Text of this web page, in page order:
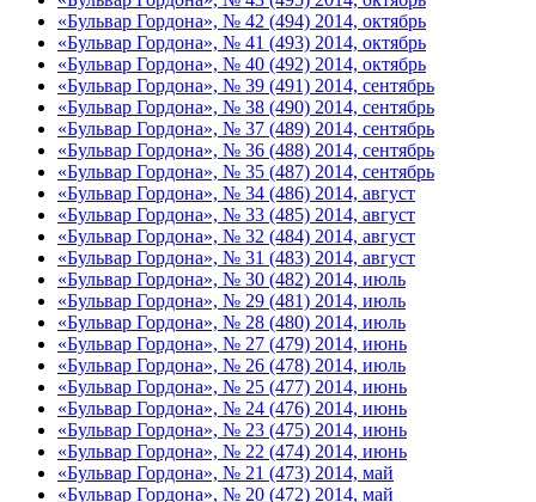
«Бульвар Гордона», № 42 (494) 2014, октябрь
«Бульвар Гордона», № 41 (493) 2014, октябрь
«Бульвар Гордона», № 40 (492) 2014, октябрь
«Бульвар Гордона», № 39 (491) 2014, сентябрь
«Бульвар Гордона», № 38 (490) 2014, сентябрь
«Бульвар Гордона», № 37 (489) 2014, сентябрь
«Бульвар Гордона», № 36 (488) 2014, сентябрь
«Бульвар Гордона», № 35 (487) 2014, сентябрь
«Бульвар Гордона», № 34 (486) 2014, август
«Бульвар Гордона», № 33 (485) 2014, август
«Бульвар Гордона», № 32 (484) 2014, август
«Бульвар Гордона», № 31 (483) 2014, август
«Бульвар Гордона», № 30 (482) 2014, июль
«Бульвар Гордона», № 29 (481) 2014, июль
«Бульвар Гордона», № 28 (480) 2014, июль
«Бульвар Гордона», № 27 (479) 2014, июнь
«Бульвар Гордона», № 26 (478) 2014, июль
«Бульвар Гордона», № 25 (477) 2014, июнь
«Бульвар Гордона», № 24 (476) 2014, июнь
«Бульвар Гордона», № 23 (475) 2014, июнь
«Бульвар Гордона», № 22 (474) 2014, июнь
«Бульвар Гордона», № 21 (473) 2014, май
«Бульвар Гордона», № 20 (472) 2014, май